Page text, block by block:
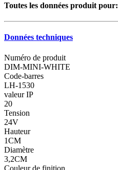
Toutes les données produit pour:
Données techniques
Numéro de produit
DIM-MINI-WHITE
Code-barres
LH-1530
valeur IP
20
Tension
24V
Hauteur
1CM
Diamètre
3,2CM
Couleur de finition